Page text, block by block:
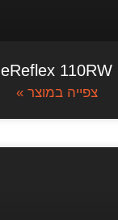
eReflex 110RW
צפייה במוצר »